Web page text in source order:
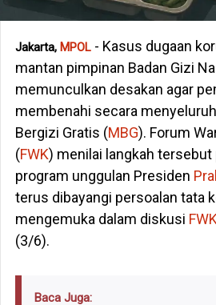
Jakarta, MPOL- Kasus dugaan
mantan pimpinan Badan Gizi
memunculkan desakan agar
membenahi secara
Bergizi Gratis (MBG). Forum
(FWK) menilai langkah tersebut
program unggulan Presiden
terus dibayangi persoalan tata
mengemuka dalam diskusi
(3/6).
Baca Juga: